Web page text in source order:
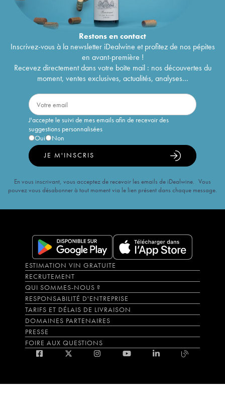
Restons encontact
Inscrivez-vous à la newsletter iDealwine et profitez de nos pépites
en avant-première !
Recevez directement dans votre boîte mail : nos découvertes du
moment, ventes exclusives, actualités, analyses...
J'accepte le suivi de mes emails afin de recevoir des
suggestions personnalisées
Oui
Non
JE M'INSCRIS
En vous inscrivant, vous acceptez de recevoir les emails de iDealwine. Vous
pouvez vous désabonner à tout moment via le lien présent dans chaque message.
ESTIMATION VIN GRATUITE
RECRUTEMENT
QUI SOMMES-NOUS ?
RESPONSABILITÉ D'ENTREPRISE
TARIFS ET DÉLAIS DE LIVRAISON
DOMAINES PARTENAIRES
PRESSE
FOIRE AUX QUESTIONS